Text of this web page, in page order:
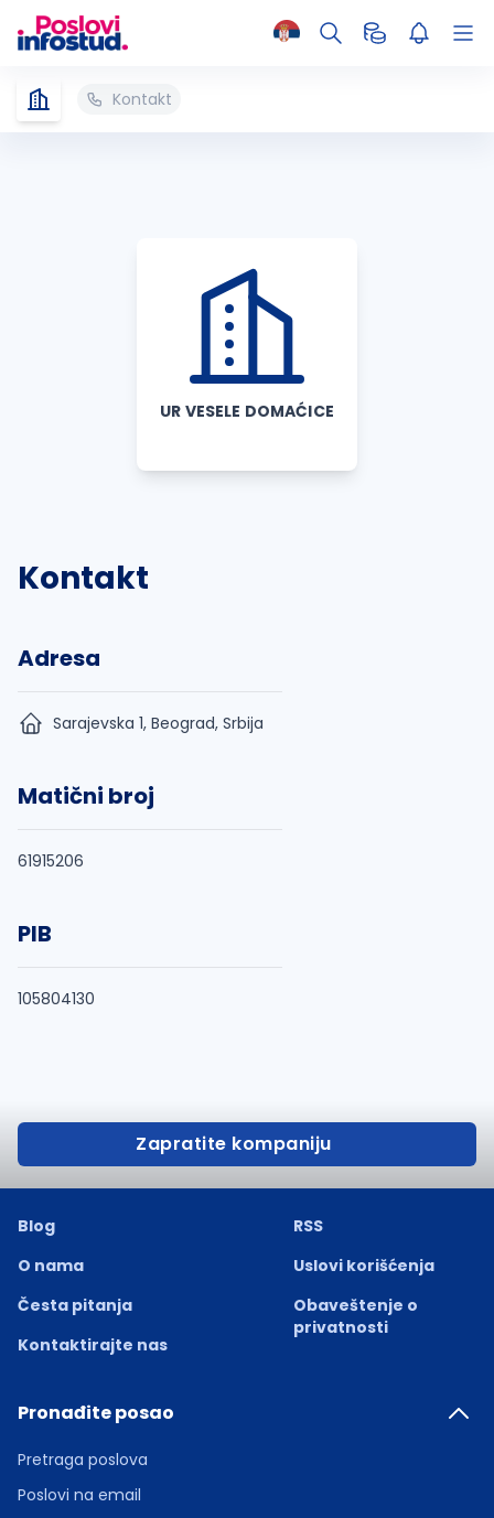
Kontakt
UR VESELE DOMAĆICE
Kontakt
Adresa
Sarajevska 1, Beograd, Srbija
Matični broj
61915206
PIB
105804130
Zapratite kompaniju
Blog
O nama
Česta pitanja
Kontaktirajte nas
RSS
Uslovi korišćenja
Obaveštenje o
privatnosti
Pronađite posao
Pretraga poslova
Poslovi na email